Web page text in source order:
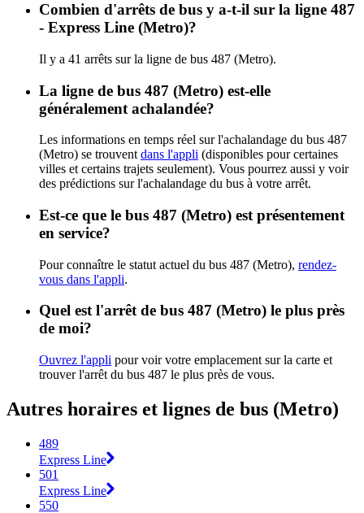
Combien d'arrêts de bus y a-t-il sur la ligne 487
- Express Line (Metro)?
Il y a 41 arrêts sur la ligne de bus 487 (Metro).
La ligne de bus 487 (Metro) est-elle
généralement achalandée?
Les informations en temps réel sur l'achalandage du bus 487
(Metro) se trouvent dans l'appli (disponibles pour certaines
villes et certains trajets seulement). Vous pourrez aussi y voir
des prédictions sur l'achalandage du bus à votre arrêt.
Est-ce que le bus 487 (Metro) est présentement
en service?
Pour connaître le statut actuel du bus 487 (Metro), rendez-
vous dans l'appli.
Quel est l'arrêt de bus 487 (Metro) le plus près
de moi?
Ouvrez l'appli pour voir votre emplacement sur la carte et
trouver l'arrêt du bus 487 le plus près de vous.
Autres horaires et lignes de bus (Metro)
489
Express Line
501
Express Line
550